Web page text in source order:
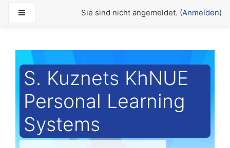
Website-ÜbersichtSie sind nicht angemeldet. (Anmelden)
S. Kuznets KhNUE
Personal Learning
Systems